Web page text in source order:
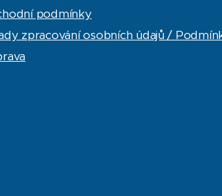
podmínky
zpracování osobních údajů /